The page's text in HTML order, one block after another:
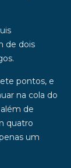
de dois
pontos, e
na cola do
de
quatro
um